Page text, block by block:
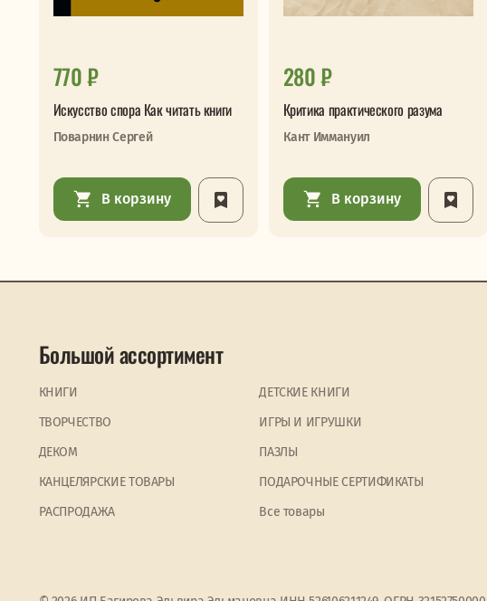
770 ₽
Искусство спора Как читать книги
Поварнин Сергей
В корзину
280 ₽
Критика практического разума
Кант Иммануил
В корзину
Большой ассортимент
КНИГИ
ДЕТСКИЕ КНИГИ
ТВОРЧЕСТВО
ИГРЫ И ИГРУШКИ
ДЕКОМ
ПАЗЛЫ
КАНЦЕЛЯРСКИЕ ТОВАРЫ
ПОДАРОЧНЫЕ СЕРТИФИКАТЫ
PАСПРОДАЖА
Все товары